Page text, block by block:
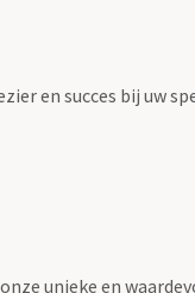
en succes bij uw
unieke en